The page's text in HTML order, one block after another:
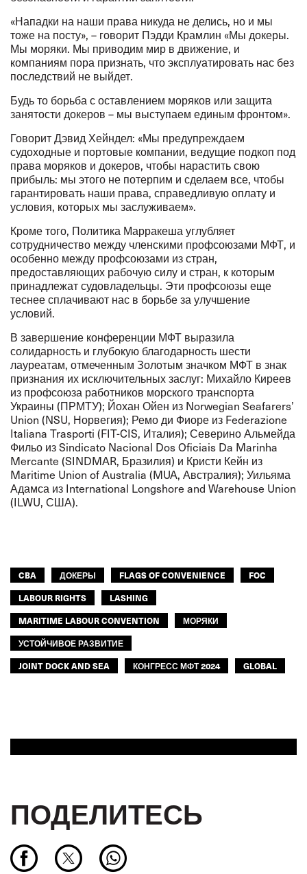
«Нападки на наши права никуда не делись, но и мы
тоже на посту», – говорит Пэдди Крамлин «Мы докеры.
Мы моряки. Мы приводим мир в движение, и
компаниям пора признать, что эксплуатировать нас без
последствий не выйдет.
Будь то борьба с оставлением моряков или защита
занятости докеров – мы выступаем единым фронтом».
Говорит Дэвид Хейндел: «Мы предупреждаем
судоходные и портовые компании, ведущие подкоп под
права моряков и докеров, чтобы нарастить свою
прибыль: мы этого не потерпим и сделаем все, чтобы
гарантировать наши права, справедливую оплату и
условия, которых мы заслуживаем».
Кроме того, Политика Марракеша углубляет
сотрудничество между членскими профсоюзами МФТ, и
особенно между профсоюзами из стран,
предоставляющих рабочую силу и стран, к которым
принадлежат судовладельцы. Эти профсоюзы еще
теснее сплачивают нас в борьбе за улучшение
условий.
В завершение конференции МФТ выразила
солидарность и глубокую благодарность шести
лауреатам, отмеченным Золотым значком МФТ в знак
признания их исключительных заслуг: Михайло Киреев
из профсоюза работников морского транспорта
Украины (ПРМТУ); Йохан Ойен из Norwegian Seafarers’
Union (NSU, Норвегия); Ремо ди Фиоре из Federazione
Italiana Trasporti (FIT-CIS, Италия); Северино Альмейда
Фильо из Sindicato Nacional Dos Oficiais Da Marinha
Mercante (SINDMAR, Бразилия) и Кристи Кейн из
Maritime Union of Australia (MUA, Австралия); Уильяма
Адамса из International Longshore and Warehouse Union
(ILWU, США).
CBA ДОКЕРЫ FLAGS OF CONVENIENCE
FOC
LABOUR RIGHTS
LASHING
MARITIME LABOUR CONVENTION
МОРЯКИ
УСТОЙЧИВОЕ РАЗВИТИЕ
JOINT DOCK AND SEA
КОНГРЕСС МФТ 2024 GLOBAL
ПОДЕЛИТЕСЬ